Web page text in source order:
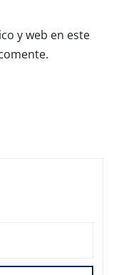
y web en este